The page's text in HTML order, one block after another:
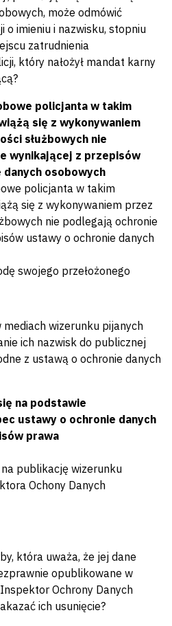
może odmówić
o imieniu i nazwisku, stopniu
zatrudnienia
który nałożył mandat karny
policjanta w takim
się z wykonywaniem
służbowych nie
wynikającej z przepisów
osobowych
policjanta w takim
się z wykonywaniem przez
nie podlegają ochronie
ustawy o ochronie danych
swojego przełożonego
wizerunku pijanych
ich nazwisk do publicznej
z ustawą o ochronie danych
na podstawie
ustawy o ochronie danych
prawa
publikację wizerunku
Ochony Danych
która uważa, że jej dane
opublikowane w
Ochrony Danych
ich usunięcie?